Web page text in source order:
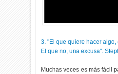
3. "El que quiere hacer algo,
El que no, una excusa".
Muchas veces es más fácil